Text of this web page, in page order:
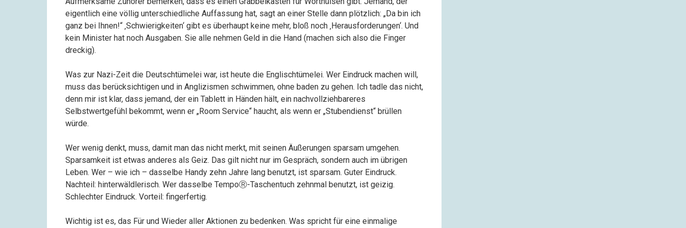
eigentlich eine völlig unterschiedliche Auffassung hat, sagt an einer Stelle dann plötzlich: „Da bin ich
ganz bei Ihnen!“ ‚Schwierigkeiten‘ gibt es überhaupt keine mehr, bloß noch ‚Herausforderungen‘. Und
kein Minister hat noch Ausgaben. Sie alle nehmen Geld in die Hand (machen sich also die Finger
dreckig).
Was zur Nazi-Zeit die Deutschtümelei war, ist heute die Englischtümelei. Wer Eindruck machen will,
muss das berücksichtigen und in Anglizismen schwimmen, ohne baden zu gehen. Ich tadle das nicht,
denn mir ist klar, dass jemand, der ein Tablett in Händen hält, ein nachvollziehbareres
Selbstwertgefühl bekommt, wenn er „Room Service“ haucht, als wenn er „Stubendienst“ brüllen
würde.
Wer wenig denkt, muss, damit man das nicht merkt, mit seinen Äußerungen sparsam umgehen.
Sparsamkeit ist etwas anderes als Geiz. Das gilt nicht nur im Gespräch, sondern auch im übrigen
Leben. Wer – wie ich – dasselbe Handy zehn Jahre lang benutzt, ist sparsam. Guter Eindruck.
Nachteil: hinterwäldlerisch. Wer dasselbe TempoⓇ-Taschentuch zehnmal benutzt, ist geizig.
Schlechter Eindruck. Vorteil: fingerfertig.
Wichtig ist es, das Für und Wieder aller Aktionen zu bedenken. Was spricht für eine einmalige